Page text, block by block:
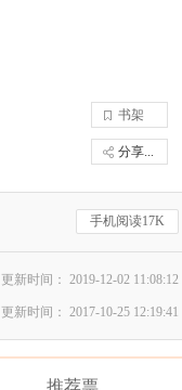
书架
分享...
手机阅读17K
更新时间： 2019-12-02 11:08:12
更新时间： 2017-10-25 12:19:41
推荐票